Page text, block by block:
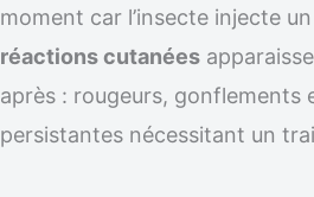
moment car l’insecte injecte
réactions cutanées
après : rougeurs, gonflements
persistantes nécessitant un